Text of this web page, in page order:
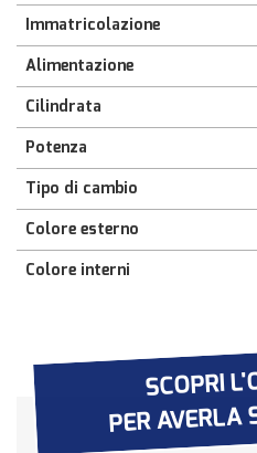
Immatricolazione
Alimentazione
Cilindrata
Potenza
Tipo di cambio
Colore esterno
Colore interni
SCOPRI
PER AVERLA